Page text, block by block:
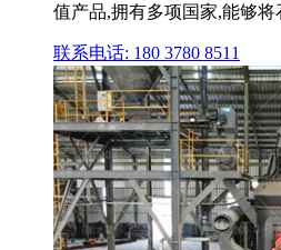
值产品,拥有多项国家,能够
联系电话: 180 3780 8511